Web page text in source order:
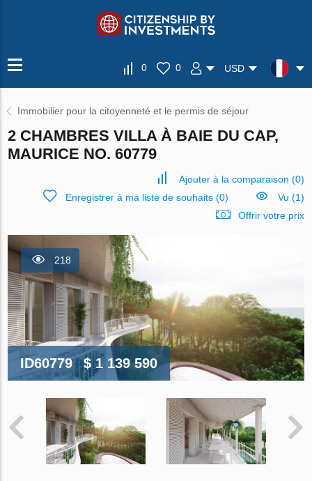
0 0 USD
Immobilier pour la citoyenneté et le permis de séjour
2 CHAMBRES VILLA À BAIE DU CAP,
MAURICE NO. 60779
Ajouter à la comparaison (0)
Enregistrer à ma liste de souhaits(0)
Vu (1)
Offrir votre prix
218
ID60779 $ 1 139 590